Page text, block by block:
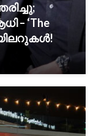
– ‘The